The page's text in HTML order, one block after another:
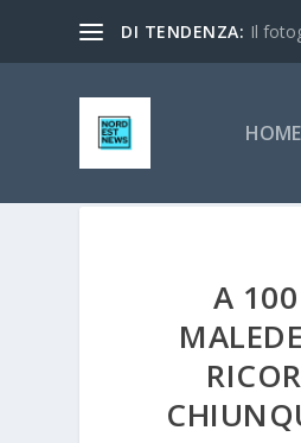
DI TENDENZA: Il
HOME
A